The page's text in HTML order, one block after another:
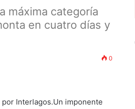
máxima categoría
en cuatro días y
0
Interlagos.Un imponente